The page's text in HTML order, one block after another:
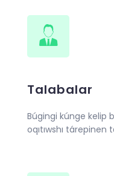
Talabalar
Búgingi kúnge kelip
oqıtıwshı